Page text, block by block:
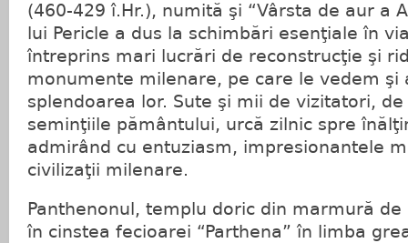
(460-429 î.Hr.), numită şi “Vârsta de aur a
lui Pericle a dus la schimbări esenţiale în
întreprins mari lucrări de reconstrucţie şi
monumente milenare, pe care le vedem şi
splendoarea lor. Sute şi mii de vizitatori,
seminţiile pământului, urcă zilnic spre
admirând cu entuziasm, impresionantele
civilizaţii milenare.
Panthenonul, templu doric din marmură de
în cinstea fecioarei “Parthena” în limba